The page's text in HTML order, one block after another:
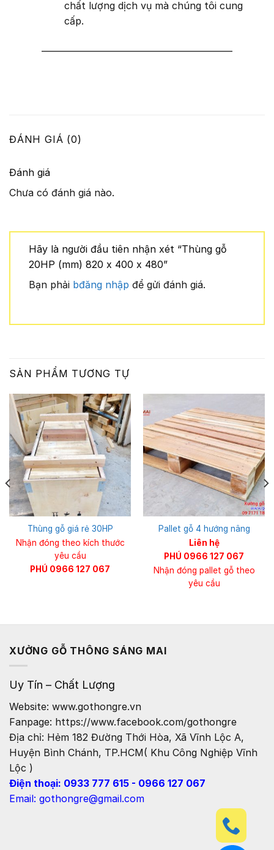
chất lượng dịch vụ mà chúng tôi cung
cấp.
———————————————————–
ĐÁNH GIÁ (0)
Đánh giá
Chưa có đánh giá nào.
Hãy là người đầu tiên nhận xét “Thùng gỗ
20HP (mm) 820 x 400 x 480”
Bạn phải bđăng nhập để gửi đánh giá.
SẢN PHẨM TƯƠNG TỰ
Thùng gỗ giá rẻ 30HP
Nhận đóng theo kích thước
yêu cầu
PHÚ 0966 127 067
Pallet gỗ 4 hướng nâng
Liên hệ
PHÚ 0966 127 067
Nhận đóng pallet gỗ theo
yêu cầu
XƯỞNG GỖ THÔNG SÁNG MAI
Uy Tín – Chất Lượng
Website: www.gothongre.vn
Fanpage: https://www.facebook.com/gothongre
Địa chỉ: Hẻm 182 Đường Thới Hòa, Xã Vĩnh Lộc A,
Huyện Bình Chánh, TP.HCM( Khu Công Nghiệp Vĩnh
Lộc )
Điện thoại: 0933 777 615 - 0966 127 067
Email: gothongre@gmail.com